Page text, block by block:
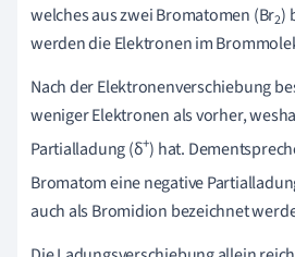
welches aus zwei Bromatomen (Br2)
werden die Elektronen im
Nach der Elektronenverschiebung
weniger Elektronen als vorher,
Partialladung (δ+) hat.
Bromatom eine negative
auch als Bromidion bezeichnet